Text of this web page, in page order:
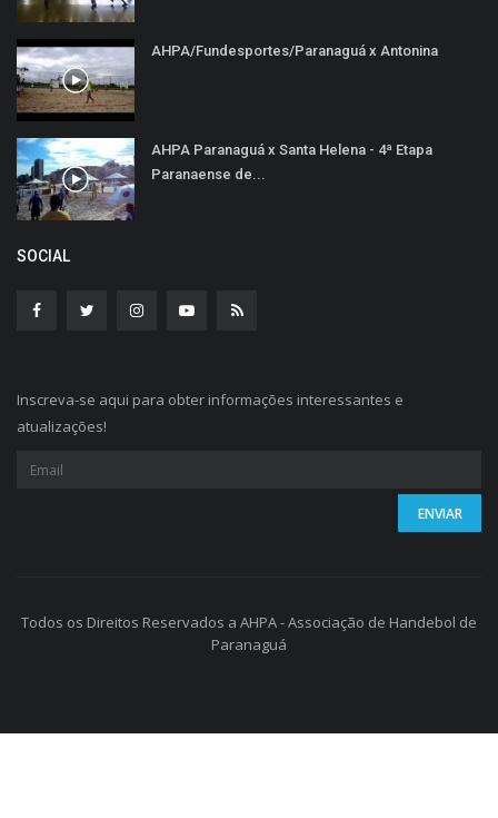
AHPA/Fundesportes/Paranaguá x Antonina
AHPA Paranaguá x Santa Helena - 4ª Etapa
Paranaense de...
SOCIAL
Inscreva-se aqui para obter informações interessantes e
atualizações!
Todos os Direitos Reservados a AHPA - Associação de Handebol de
Paranaguá